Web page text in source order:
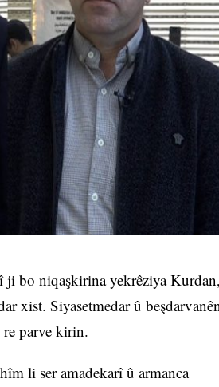
bo niqaşkirina yekrêziya Kurdan,
xist. Siyasetmedar û
parve kirin.
li ser amadekarî û armanca